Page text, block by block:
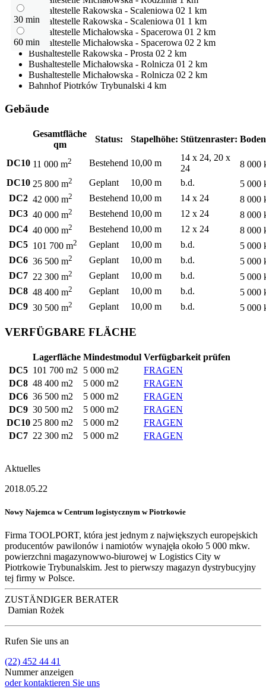
30 min
60 min
Bushaltestelle Rakowska - Scaleniowa 02 1 km
Bushaltestelle Rakowska - Scaleniowa 01 1 km
Bushaltestelle Michałowska - Spacerowa 01 2 km
Bushaltestelle Michałowska - Spacerowa 02 2 km
Bushaltestelle Rakowska - Prosta 02 2 km
Bushaltestelle Michałowska - Rolnicza 01 2 km
Bushaltestelle Michałowska - Rolnicza 02 2 km
Bahnhof Piotrków Trybunalski 4 km
Gebäude
Gesamtfläche
qm
Status: Stapelhöhe: Stützenraster:
DC10 11 000 m2 Bestehend 10,00 m
14 x 24, 20 x
24
8 000
DC10 25 800 m2 Geplant 10,00 m b.d.
5 000
DC2 42 000 m2 Bestehend 10,00 m 14 x 24
8 000
DC3 40 000 m2 Bestehend 10,00 m 12 x 24
8 000
DC4 40 000 m2 Bestehend 10,00 m 12 x 24
8 000
DC5 101 700 m2 Geplant 10,00 m b.d.
5 000
DC6 36 500 m2 Geplant 10,00 m b.d.
5 000
DC7 22 300 m2 Geplant 10,00 m b.d.
5 000
DC8 48 400 m2 Geplant 10,00 m b.d.
5 000
DC9 30 500 m2 Geplant 10,00 m b.d. 5 000
VERFÜGBARE FLÄCHE
Lagerfläche Mindestmodul Verfügbarkeit prüfen
DC5 101 700 m2 5 000 m2
FRAGEN
DC8 48 400 m2 5 000 m2
FRAGEN
DC6 36 500 m2 5 000 m2
FRAGEN
DC9 30 500 m2 5 000 m2
FRAGEN
DC10 25 800 m2 5 000 m2
FRAGEN
DC7 22 300 m2 5 000 m2 FRAGEN
Aktuelles
2018.05.22
Nowy Najemca w Centrum logistycznym w Piotrkowie
Firma TOOLPORT, która jest jednym z największych europejskich
producentów pawilonów i namiotów wynajęła około 5 000 mkw.
powierzchni magazynowwo-biurowej w Logistics City w
Piotrkowie Trybunalskim. Jest to pierwszy magazyn dystrybucyjny
tej firmy w Polsce.
ZUSTÄNDIGER BERATER
Damian Rożek
Rufen Sie uns an
(22) 452 44 41
Nummer anzeigen
oder kontaktieren Sie uns